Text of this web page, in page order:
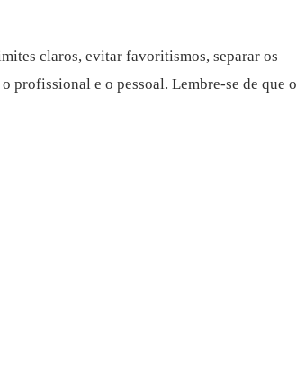
claros, evitar favoritismos, separar os
profissional e o pessoal. Lembre-se de que o